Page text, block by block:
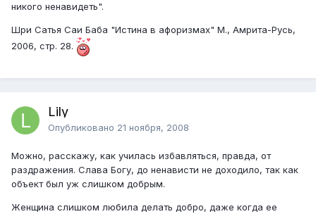
никого ненавидеть".
Шри Сатья Саи Баба "Истина в афоризмах" М., Амрита-Русь,
2006, стр. 28.
Lily
Опубликовано 21 ноября, 2008
Можно, расскажу, как училась избавляться, правда, от
раздражения. Слава Богу, до ненависти не доходило, так как
объект был уж слишком добрым.
Женщина слишком любила делать добро, даже когда ее